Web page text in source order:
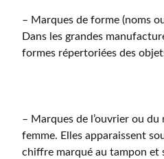
– Marques de forme (noms
Dans les grandes
formes répertoriées des
– Marques de l’ouvrier ou du
femme. Elles apparaissent
chiffre marqué au tampon et